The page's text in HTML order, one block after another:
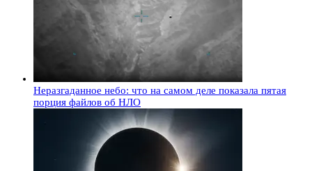
Неразгаданное небо: что на самом деле показала пятая
порция файлов об НЛО